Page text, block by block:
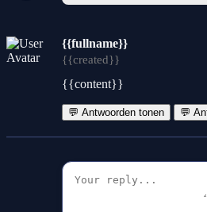
{{fullname}}
{{created}}
{{content}}
💬 Antwoorden tonen 💬